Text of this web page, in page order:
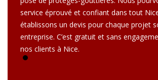
service éprouvé et confiant dans tout
établissons un devis pour chaque projet
entreprise. C’est gratuit et sans
nos clients à Nice.